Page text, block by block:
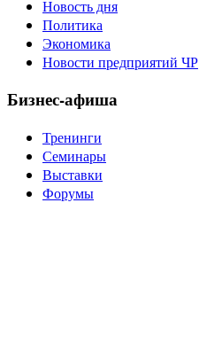
Новость дня
Политика
Экономика
Новости предприятий ЧР
Бизнес-афиша
Тренинги
Семинары
Выставки
Форумы